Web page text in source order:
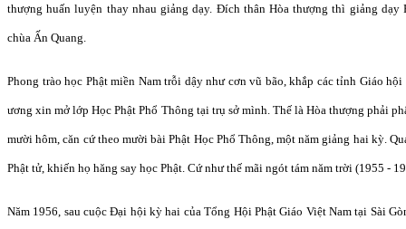
thượng huấn luyện thay nhau giảng dạy. Đích thân Hòa thượng thì giảng dạy
chùa Ấn Quang.
Phong trào học Phật miền Nam trỗi dậy như cơn vũ bão, khắp các tỉnh Giáo
ương xin mở lớp Học Phật Phổ Thông tại trụ sở mình. Thế là Hòa thượng phải
mười hôm, căn cứ theo mười bài Phật Học Phổ Thông, một năm giảng hai kỳ.
Phật tử, khiến họ hăng say học Phật. Cứ như thế mãi ngót tám năm trời (1955 -
Năm 1956, sau cuộc Đại hội kỳ hai của Tổng Hội Phật Giáo Việt Nam tại Sài